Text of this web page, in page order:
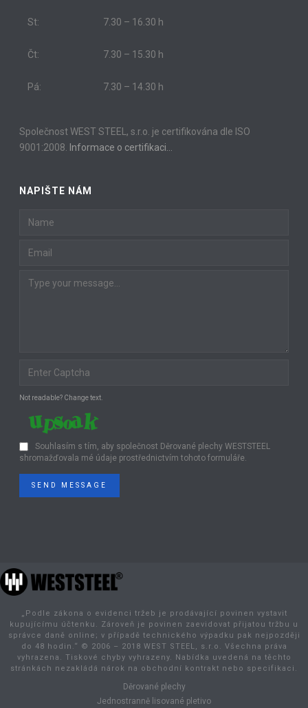
St: 7.30 – 16.30 h
Čt: 7.30 – 15.30 h
Pá: 7.30 – 14.30 h
Společnost WEST STEEL, s.r.o. je certifikována dle ISO
9001:2008.
Informace o certifikaci…
NAPIŠTE NÁM
Not readable? Change text.
Souhlasím s tím, aby společnost Děrované plechy WESTSTEEL
shromažďovala mé údaje prostřednictvím tohoto formuláře.
SEND MESSAGE
„Podle zákona o evidenci tržeb je prodávající povinen vystavit
kupujícímu účtenku. Zároveň je povinen zaevidovat přijatou tržbu u
správce daně online; v případě technického výpadku pak nejpozději
do 48 hodin.“ © 2006 – 2018 WEST STEEL, s.r.o. Všechna práva
vyhrazena. Tiskové chyby vyhrazeny. Nabídka uvedená na těchto
stránkách nezakládá nárok na obchodní kontrakt nebo specifikaci.
Děrované plechy
Jednostranně lisované pletivo